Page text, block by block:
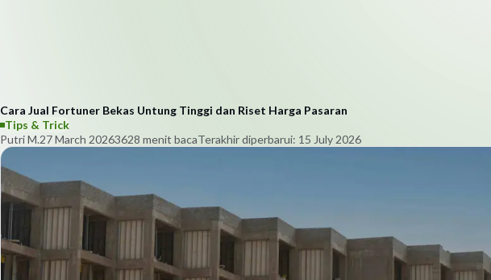
Cara Jual Fortuner Bekas Untung Tinggi dan Riset Harga Pasaran
Tips & Trick
Putri M.27 March 20263628 menit bacaTerakhir diperbarui: 15 July 2026